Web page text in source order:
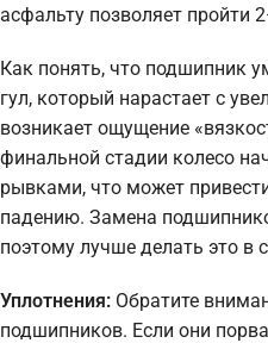
асфальту позволяет пройти
Как понять, что подшипник
гул, который нарастает с
возникает ощущение
финальной стадии колесо
рывками, что может
падению. Замена
поэтому лучше делать это в
Уплотнения: Обратите
подшипников. Если они